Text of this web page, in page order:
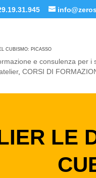
CUBISMO: PICASSO
e consulenza per i
,CORSI DI
LE